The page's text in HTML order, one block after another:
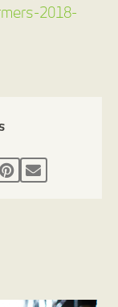
2018-